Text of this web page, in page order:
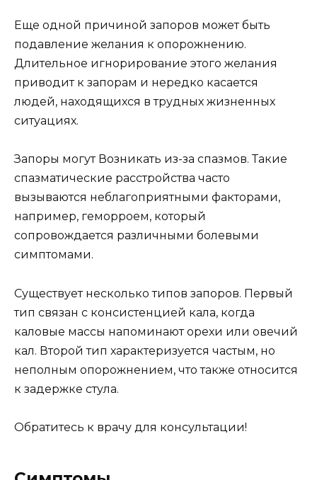
Еще одной причиной запоров может быть
подавление желания к опорожнению.
Длительное игнорирование этого желания
приводит к запорам и нередко касается
людей, находящихся в трудных жизненных
ситуациях.
Запоры могут Возникать из-за спазмов. Такие
спазматические расстройства часто
вызываются неблагоприятными факторами,
например, геморроем, который
сопровождается различными болевыми
симптомами.
Существует несколько типов запоров. Первый
тип связан с консистенцией кала, когда
каловые массы напоминают орехи или овечий
кал. Второй тип характеризуется частым, но
неполным опорожнением, что также относится
к задержке стула.
Обратитесь к врачу для консультации!